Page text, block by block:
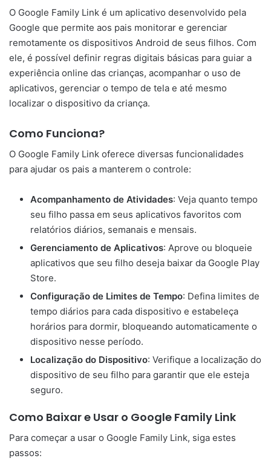
O Google Family Link é um aplicativo desenvolvido pela
Google que permite aos pais monitorar e gerenciar
remotamente os dispositivos Android de seus filhos. Com
ele, é possível definir regras digitais básicas para guiar a
experiência online das crianças, acompanhar o uso de
aplicativos, gerenciar o tempo de tela e até mesmo
localizar o dispositivo da criança.
Como Funciona?
O Google Family Link oferece diversas funcionalidades
para ajudar os pais a manterem o controle:
Acompanhamento de Atividades: Veja quanto tempo
seu filho passa em seus aplicativos favoritos com
relatórios diários, semanais e mensais.
Gerenciamento de Aplicativos: Aprove ou bloqueie
aplicativos que seu filho deseja baixar da Google Play
Store.
Configuração de Limites de Tempo: Defina limites de
tempo diários para cada dispositivo e estabeleça
horários para dormir, bloqueando automaticamente o
dispositivo nesse período.
Localização do Dispositivo: Verifique a localização do
dispositivo de seu filho para garantir que ele esteja
seguro.
Como Baixar e Usar o Google Family Link
Para começar a usar o Google Family Link, siga estes
passos: